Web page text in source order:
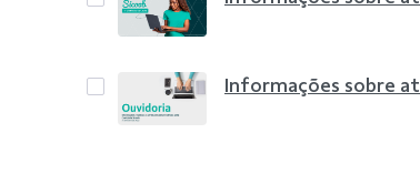
Informações sobre